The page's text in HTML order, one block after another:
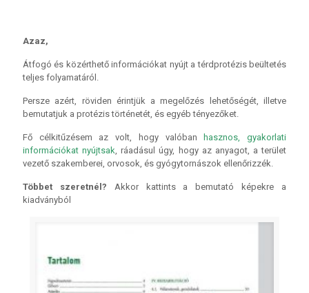
Azaz,
Átfogó és közérthető információkat nyújt a térdprotézis beültetés
teljes folyamatáról.
Persze azért, röviden érintjük a megelőzés lehetőségét, illetve
bemutatjuk a protézis történetét, és egyéb tényezőket.
Fő célkitűzésem az volt, hogy valóban
hasznos, gyakorlati
információkat nyújtsak, ráadásul úgy, hogy az anyagot, a terület
vezető szakemberei, orvosok, és gyógytornászok ellenőrizzék.
Többet szeretnél? Akkor kattints a bemutató képekre a
kiadványból